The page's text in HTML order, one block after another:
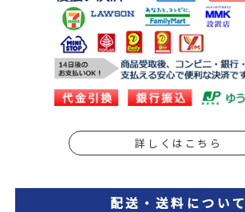
詳しくはこちら
配送・送料について